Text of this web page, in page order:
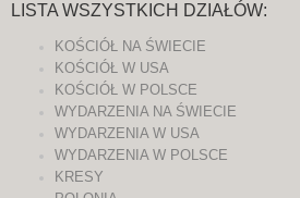
LISTA WSZYSTKICH DZIAŁÓW:
KOŚCIÓŁ NA ŚWIECIE
KOŚCIÓŁ W USA
KOŚCIÓŁ W POLSCE
WYDARZENIA NA ŚWIECIE
WYDARZENIA W USA
WYDARZENIA W POLSCE
KRESY